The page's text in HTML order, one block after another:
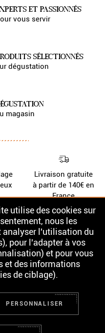
ET PASSIONNÉS
vous servir
SÉLECTIONNÉS
dégustation
magasin
Livraison gratuite
à partir de 140€ en
France
La cave
Contact
utilise des cookies sur
nous les
analyser l'utilisation du
pour l'adapter à vos
et pour vous
et des informations
de ciblage).
PERSONNALISER
LA SANTÉ. À CONSOMMER
de Vente